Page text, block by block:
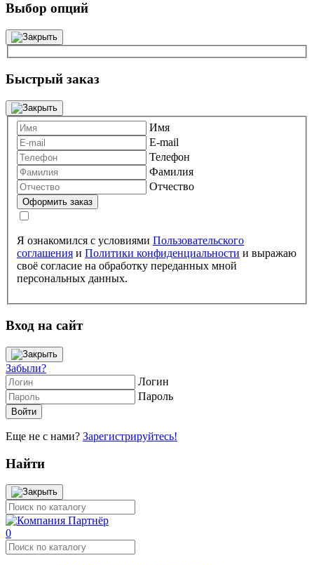
Выбор опций
Быстрый заказ
Имя
E-mail
Телефон
Фамилия
Отчество
Я ознакомился с условиями Пользовательского
соглашения и Политики конфиденциальности и выражаю
своё согласие на обработку переданных мной
персональных данных.
Вход на сайт
Забыли?
Логин
Пароль
Еще не с нами? Зарегистрируйтесь!
Найти
0